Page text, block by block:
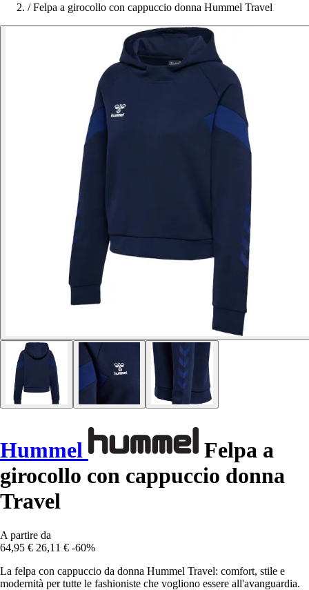
/ Felpa a girocollo con cappuccio donna Hummel Travel
Hummel
Felpa a
girocollo con cappuccio donna
Travel
A partire da
64,95 € 26,11 € -60%
La felpa con cappuccio da donna Hummel Travel: comfort, stile e
modernità per tutte le fashioniste che vogliono essere all'avanguardia.